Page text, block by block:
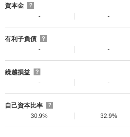
資本金
？
-
-
有利子負債
？
-
-
繰越損益
？
-
-
自己資本比率
？
30.9%
32.9%